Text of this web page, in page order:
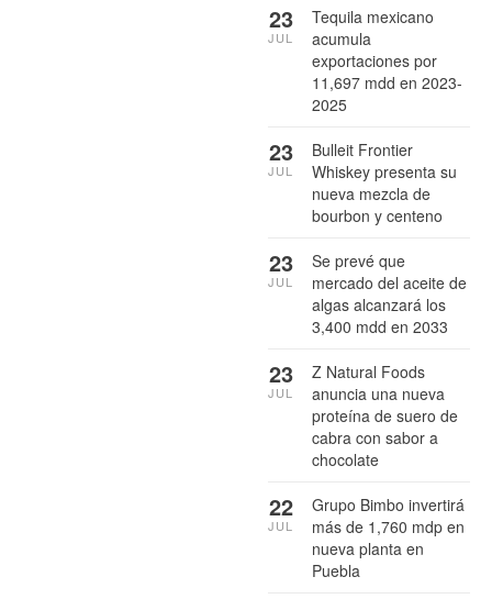
Tequila mexicano
acumula
exportaciones por
11,697 mdd en 2023-
2025
23
JUL
Bulleit Frontier
Whiskey presenta su
nueva mezcla de
bourbon y centeno
23
JUL
Se prevé que
mercado del aceite de
algas alcanzará los
3,400 mdd en 2033
23
JUL
Z Natural Foods
anuncia una nueva
proteína de suero de
cabra con sabor a
chocolate
23
JUL
Grupo Bimbo invertirá
más de 1,760 mdp en
nueva planta en
Puebla
22
JUL